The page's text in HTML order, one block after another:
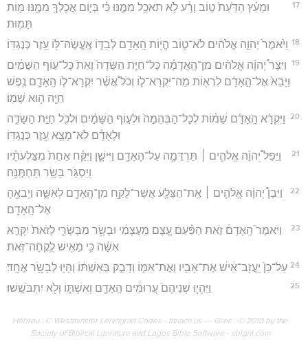
17
וּמֵעֵ֗ץ הַדַּ֙עַת֙ ט֣וֹב וָרָ֔ע לֹ֥א תֹאכַ֖ל מִמֶּ֑נּוּ כִּ֗י בְּי֛וֹם אֲכָלְךָ֥ מִמֶּ֖נּוּ מ֥וֹת
תָּמֽוּת׃
18 וַיֹּ֙אמֶר֙ יְהוָ֣ה אֱלֹהִ֔ים לֹא־ט֛וֹב הֱי֥וֹת הָֽאָדָ֖ם לְבַדּ֑וֹ אֶֽעֱשֶׂהּ־לּ֥וֹ עֵ֖זֶר כְּנֶגְדּֽוֹ׃
19
וַיִּצֶר֩ יְהוָ֨ה אֱלֹהִ֜ים מִן־הָֽאֲדָמָ֗ה כָּל־חַיַּ֤ת הַשָּׂדֶה֙ וְאֵת֙ כָּל־ע֣וֹף הַשָּׁמַ֔יִם
וַיָּבֵא֙ אֶל־הָ֣אָדָ֔ם לִרְא֖וֹת מַה־יִּקְרָא־ל֑וֹ וְכֹל֩ אֲשֶׁ֨ר יִקְרָא־ל֧וֹ הָֽאָדָ֛ם נֶ֥פֶשׁ
חַיָּ֖ה ה֥וּא שְׁמֽוֹ׃
20
וַיִּקְרָ֨א הָֽאָדָ֜ם שֵׁמ֗וֹת לְכָל־הַבְּהֵמָה֙ וּלְע֣וֹף הַשָּׁמַ֔יִם וּלְכֹ֖ל חַיַּ֣ת הַשָּׂדֶ֑ה
וּלְאָדָ֕ם לֹֽא־מָצָ֥א עֵ֖זֶר כְּנֶגְדּֽוֹ׃
21
וַיַּפֵּל֩ יְהוָ֨ה אֱלֹהִ֧ים ׀ תַּרְדֵּמָ֛ה עַל־הָאָדָ֖ם וַיִּישָׁ֑ן וַיִּקַּ֗ח אַחַת֙ מִצַּלְעֹתָ֔יו
וַיִּסְגֹּ֥ר בָּשָׂ֖ר תַּחְתֶּֽנָּה׃
22
וַיִּבֶן֩ יְהוָ֨ה אֱלֹהִ֧ים ׀ אֶֽת־הַצֵּלָ֛ע אֲשֶׁר־לָקַ֥ח מִן־הָֽאָדָ֖ם לְאִשָּׁ֑ה וַיְבִאֶ֖הָ
אֶל־הָֽאָדָֽם׃
23
וַיֹּאמֶר֮ הָֽאָדָם֒ זֹ֣את הַפַּ֗עַם עֶ֚צֶם מֵֽעֲצָמַ֔י וּבָשָׂ֖ר מִבְּשָׂרִ֑י לְזֹאת֙ יִקָּרֵ֣א
אִשָּׁ֔ה כִּ֥י מֵאִ֖ישׁ לֻֽקֳחָה־זֹּֽאת׃
24 עַל־כֵּן֙ יַֽעֲזָב־אִ֔ישׁ אֶת־אָבִ֖יו וְאֶת־אִמּ֑וֹ וְדָבַ֣ק בְּאִשְׁתּ֔וֹ וְהָי֖וּ לְבָשָׂ֥ר אֶחָֽד׃
25 וַיִּֽהְי֤וּ שְׁנֵיהֶם֙ עֲרוּמִּ֔ים הָֽאָדָ֖ם וְאִשְׁתּ֑וֹ וְלֹ֖א יִתְבֹּשָֽׁשׁוּ׃
Hébreu : © Westminster Leningrad Codex - tanach.us --- Grec : © 2010 by the
Society of Biblical Literature and Logos Bible Software - sblgnt.com